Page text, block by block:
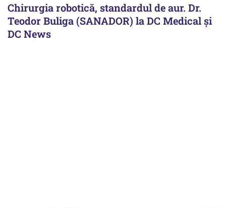
Chirurgia robotică, standardul de aur. Dr.
Teodor Buliga (SANADOR) la DC Medical și
DC News